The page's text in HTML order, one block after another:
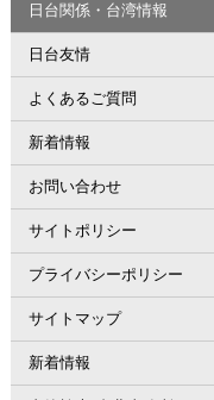
日台関係・台湾情報
日台友情
よくあるご質問
新着情報
お問い合わせ
サイトポリシー
プライバシーポリシー
サイトマップ
新着情報